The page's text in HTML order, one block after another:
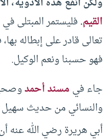
القيم.فليستمر المبتلى في
تعالى قادر على إبطاله
فهو حسبنا ونعم الوكيل.
جاء فيمسند أحمد
والنسائي من حديث
أبي هريرة رضي الله عنه